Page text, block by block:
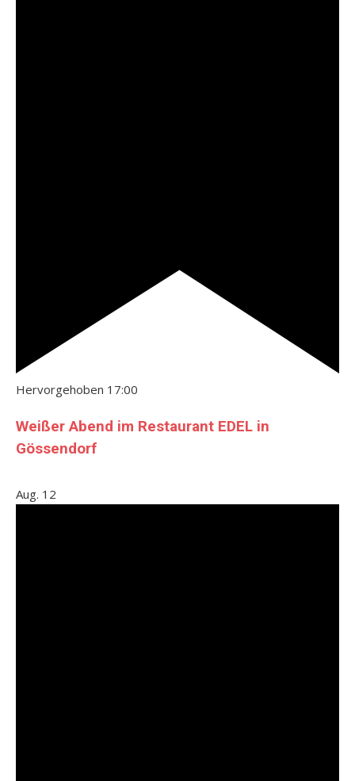
Hervorgehoben 17:00
Weißer Abend im Restaurant EDEL in
Gössendorf
Aug. 12